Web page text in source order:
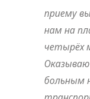
приему
нам на
четырёх
больным